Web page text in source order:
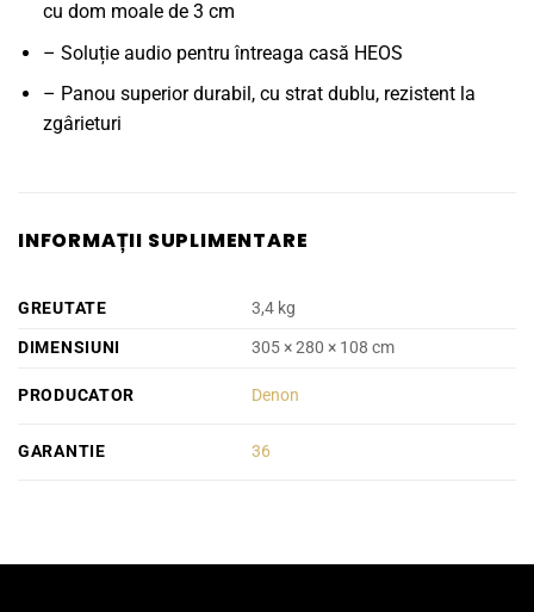
cu dom moale de 3 cm
– Soluție audio pentru întreaga casă HEOS
– Panou superior durabil, cu strat dublu, rezistent la
zgârieturi
INFORMAȚII SUPLIMENTARE
GREUTATE
3,4 kg
DIMENSIUNI
305 × 280 × 108 cm
PRODUCATOR Denon
GARANTIE 36